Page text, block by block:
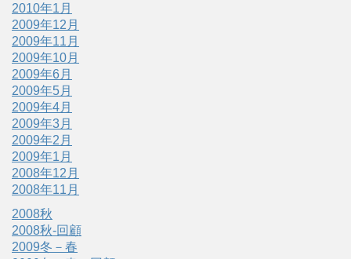
2010年1月
2009年12月
2009年11月
2009年10月
2009年6月
2009年5月
2009年4月
2009年3月
2009年2月
2009年1月
2008年12月
2008年11月
2008秋
2008秋-回顧
2009冬－春